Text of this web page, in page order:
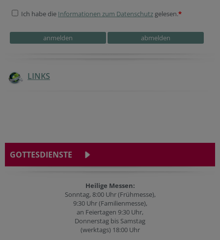
Ich habe die Informationen zum Datenschutz gelesen.*
LINKS
GOTTESDIENSTE
Heilige Messen:
Sonntag, 8:00 Uhr (Frühmesse),
9:30 Uhr (Familienmesse),
an Feiertagen 9:30 Uhr,
Donnerstag bis Samstag
(werktags) 18:00 Uhr